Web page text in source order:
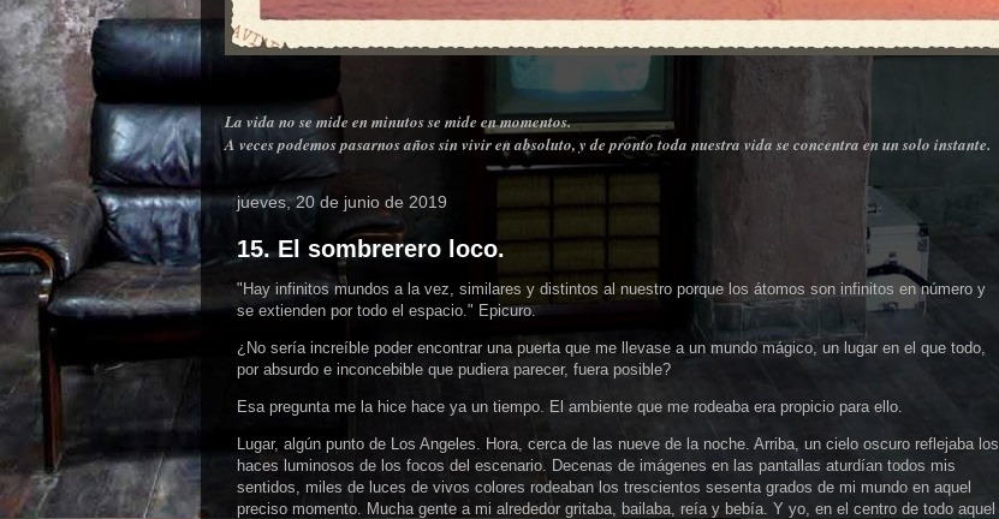
La vida no se mide en minutos se mide en momentos.
A veces podemos pasarnos años sin vivir en absoluto, y de pronto toda nuestra vida se concentra en un solo instante.
jueves, 20 de junio de 2019
15. El sombrerero loco.
"Hay infinitos mundos a la vez, similares y distintos al nuestro porque los átomos son infinitos en número y
se extienden por todo el espacio." Epicuro.
¿No sería increíble poder encontrar una puerta que me llevase a un mundo mágico, un lugar en el que todo,
por absurdo e inconcebible que pudiera parecer, fuera posible?
Esa pregunta me la hice hace ya un tiempo. El ambiente que me rodeaba era propicio para ello.
Lugar, algún punto de Los Angeles. Hora, cerca de las nueve de la noche. Arriba, un cielo oscuro reflejaba los
haces luminosos de los focos del escenario. Decenas de imágenes en las pantallas aturdían todos mis
sentidos, miles de luces de vivos colores rodeaban los trescientos sesenta grados de mi mundo en aquel
preciso momento. Mucha gente a mi alrededor gritaba, bailaba, reía y bebía. Y yo, en el centro de todo aquel